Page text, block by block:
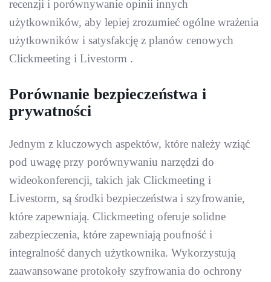
recenzji i porównywanie opinii innych
użytkowników, aby lepiej zrozumieć ogólne wrażenia
użytkowników i satysfakcję z planów cenowych
Clickmeeting i Livestorm .
Porównanie bezpieczeństwa i
prywatności
Jednym z kluczowych aspektów, które należy wziąć
pod uwagę przy porównywaniu narzędzi do
wideokonferencji, takich jak Clickmeeting i
Livestorm, są środki bezpieczeństwa i szyfrowanie,
które zapewniają. Clickmeeting oferuje solidne
zabezpieczenia, które zapewniają poufność i
integralność danych użytkownika. Wykorzystują
zaawansowane protokoły szyfrowania do ochrony